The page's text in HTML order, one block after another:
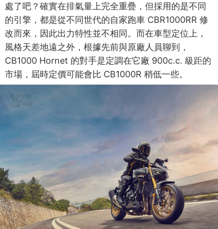
處了吧？確實在排氣量上完全重疊，但採用的是不同
的引擎，都是從不同世代的自家跑車 CBR1000RR 修
改而來，因此出力特性並不相同。而在車型定位上，
風格天差地遠之外，根據先前與原廠人員聊到，
CB1000 Hornet 的對手是定調在它廠 900c.c. 級距的
市場，屆時定價可能會比 CB1000R 稍低一些。